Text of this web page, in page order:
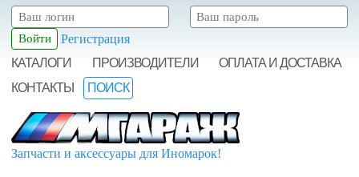
Регистрация
КАТАЛОГИ
ПРОИЗВОДИТЕЛИ
ОПЛАТА И ДОСТАВКА
КОНТАКТЫ
ПОИСК
Запчасти и аксессуары для Иномарок!